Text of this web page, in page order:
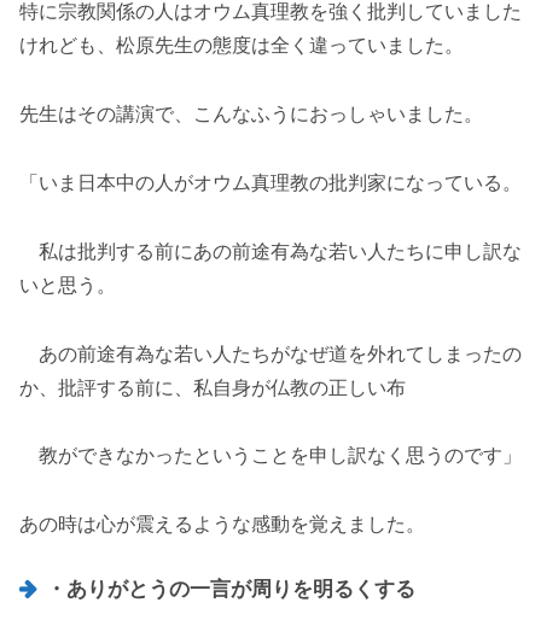
特に宗教関係の人はオウム真理教を強く批判していました
けれども、松原先生の態度は全く違っていました。
先生はその講演で、こんなふうにおっしゃいました。
「いま日本中の人がオウム真理教の批判家になっている。
私は批判する前にあの前途有為な若い人たちに申し訳な
いと思う。
あの前途有為な若い人たちがなぜ道を外れてしまったの
か、批評する前に、私自身が仏教の正しい布
教ができなかったということを申し訳なく思うのです」
あの時は心が震えるような感動を覚えました。
・ありがとうの一言が周りを明るくする